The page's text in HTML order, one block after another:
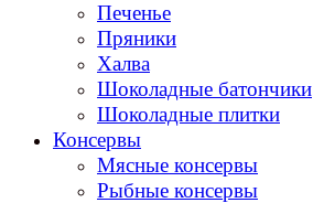
Печенье
Пряники
Халва
Шоколадные батончики
Шоколадные плитки
Консервы
Мясные консервы
Рыбные консервы